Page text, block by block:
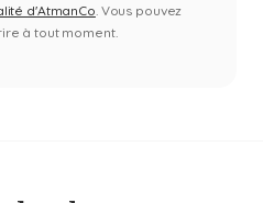
d'AtmanCo . Vous pouvez
à tout moment.